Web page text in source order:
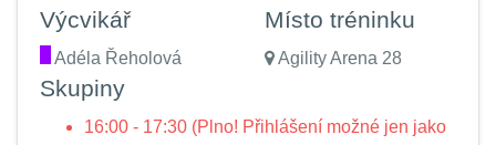
Výcvikář
Adéla Řeholová
Místo tréninku
Agility Arena 28
Skupiny
16:00 - 17:30 (Plno! Přihlášení možné jen jako